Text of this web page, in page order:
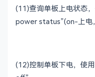
(11)查询单板上电状态
power status”(on- 上电，
(12)控制单板下电，使